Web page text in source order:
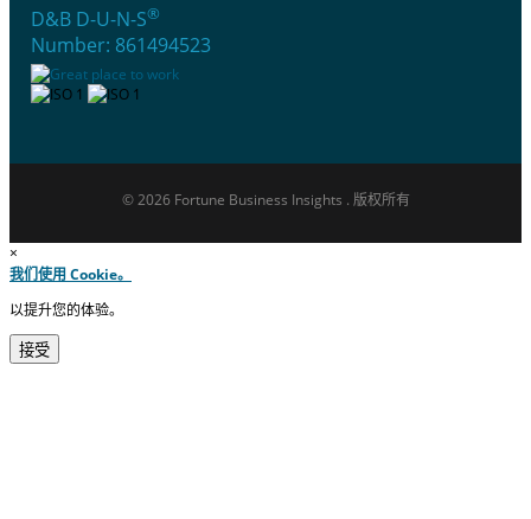
D&B D-U-N-S®
Number: 861494523
© 2026 Fortune Business Insights . 版权所有
×
我们使用 Cookie。
以提升您的体验。
接受